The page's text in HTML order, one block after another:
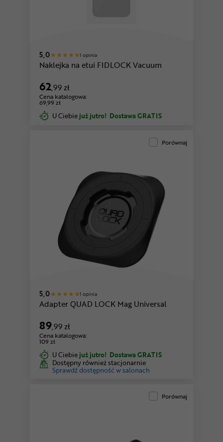
5,0 1 opinia
Naklejka na etui FIDLOCK Vacuum
62,99 zł
Cena katalogowa:
69,99 zł
U Ciebie już jutro! Dostawa GRATIS
Porównaj
5,0 1 opinia
Adapter QUAD LOCK Mag Universal
89,99 zł
Cena katalogowa:
109 zł
U Ciebie już jutro! Dostawa GRATIS
Dostępny również stacjonarnie
Sprawdź dostępność w salonach
Porównaj